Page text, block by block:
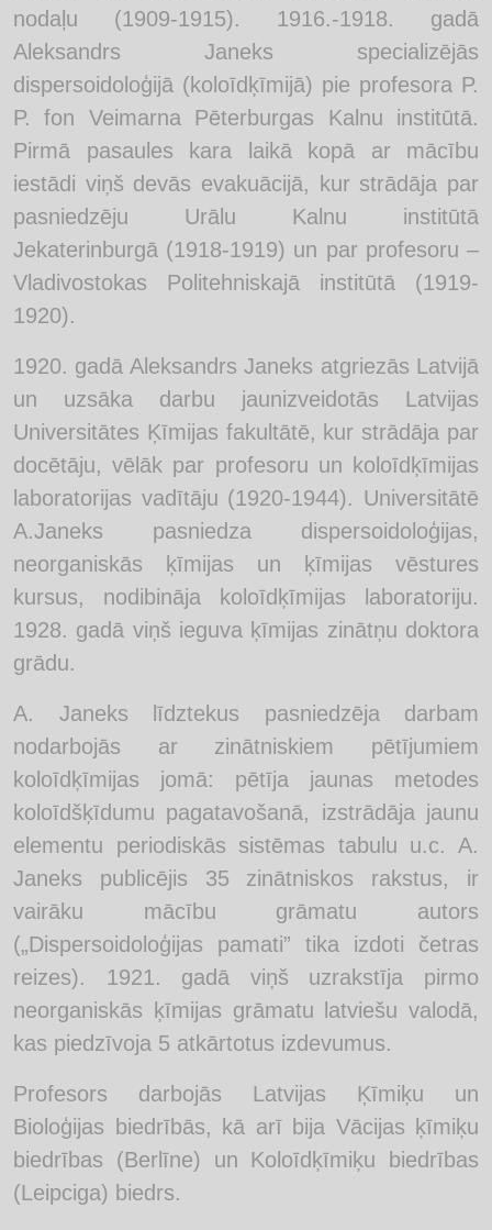
nodaļu (1909-1915). 1916.-1918. gadā
Aleksandrs Janeks specializējās
dispersoidoloģijā (koloīdķīmijā) pie profesora P.
P. fon Veimarna Pēterburgas Kalnu institūtā.
Pirmā pasaules kara laikā kopā ar mācību
iestādi viņš devās evakuācijā, kur strādāja par
pasniedzēju Urālu Kalnu institūtā
Jekaterinburgā (1918-1919) un par profesoru –
Vladivostokas Politehniskajā institūtā (1919-
1920).
1920. gadā Aleksandrs Janeks atgriezās Latvijā
un uzsāka darbu jaunizveidotās Latvijas
Universitātes Ķīmijas fakultātē, kur strādāja par
docētāju, vēlāk par profesoru un koloīdķīmijas
laboratorijas vadītāju (1920-1944). Universitātē
A.Janeks pasniedza dispersoidoloģijas,
neorganiskās ķīmijas un ķīmijas vēstures
kursus, nodibināja koloīdķīmijas laboratoriju.
1928. gadā viņš ieguva ķīmijas zinātņu doktora
grādu.
A. Janeks līdztekus pasniedzēja darbam
nodarbojās ar zinātniskiem pētījumiem
koloīdķīmijas jomā: pētīja jaunas metodes
koloīdšķīdumu pagatavošanā, izstrādāja jaunu
elementu periodiskās sistēmas tabulu u.c. A.
Janeks publicējis 35 zinātniskos rakstus, ir
vairāku mācību grāmatu autors
(„Dispersoidoloģijas pamati” tika izdoti četras
reizes). 1921. gadā viņš uzrakstīja pirmo
neorganiskās ķīmijas grāmatu latviešu valodā,
kas piedzīvoja 5 atkārtotus izdevumus.
Profesors darbojās Latvijas Ķīmiķu un
Bioloģijas biedrībās, kā arī bija Vācijas ķīmiķu
biedrības (Berlīne) un Koloīdķīmiķu biedrības
(Leipciga) biedrs.